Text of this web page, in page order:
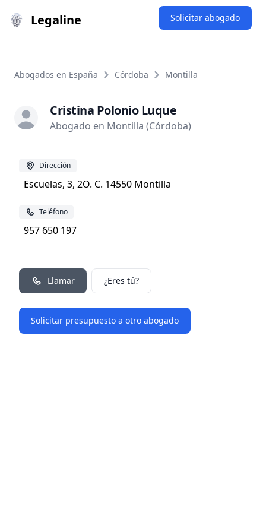
Legaline Solicitar abogado
Abogados en España Córdoba Montilla
Cristina Polonio Luque
Abogado en Montilla (Córdoba)
Dirección
Escuelas, 3, 2O. C. 14550 Montilla
Teléfono
957 650 197
Llamar ¿Eres tú?
Solicitar presupuesto a otro abogado